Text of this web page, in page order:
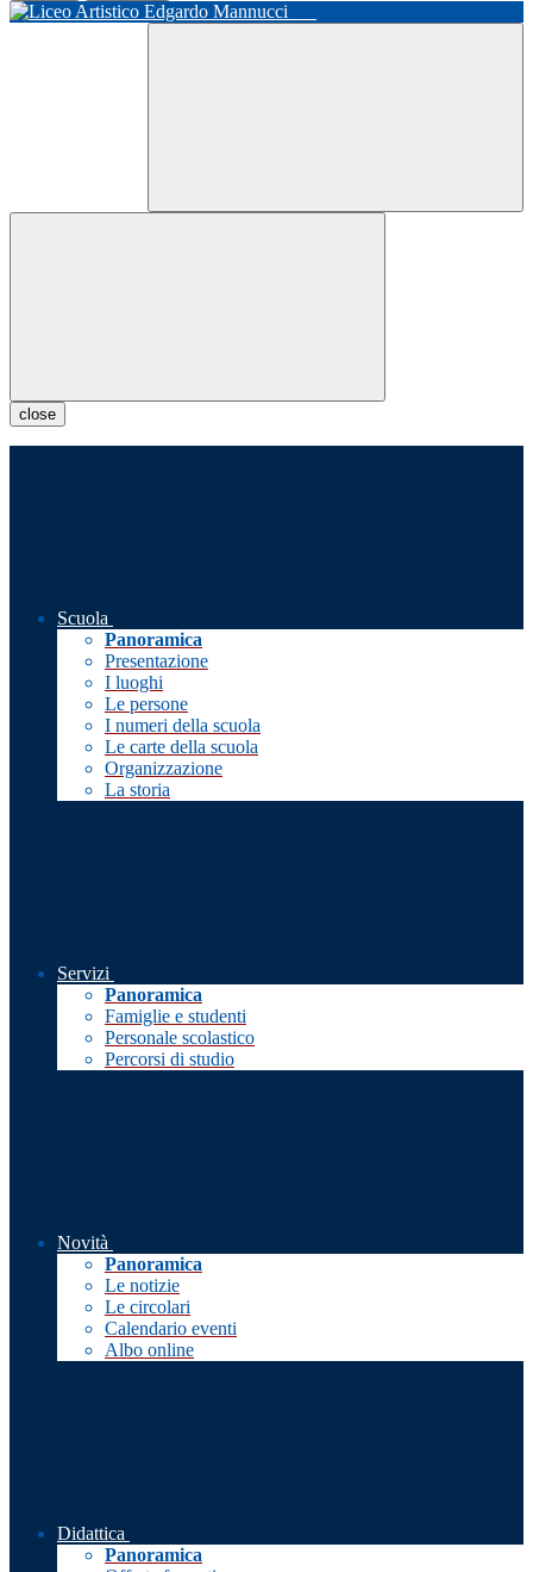
close
Scuola
Panoramica
Presentazione
I luoghi
Le persone
I numeri della scuola
Le carte della scuola
Organizzazione
La storia
Servizi
Panoramica
Famiglie e studenti
Personale scolastico
Percorsi di studio
Novità
Panoramica
Le notizie
Le circolari
Calendario eventi
Albo online
Didattica
Panoramica